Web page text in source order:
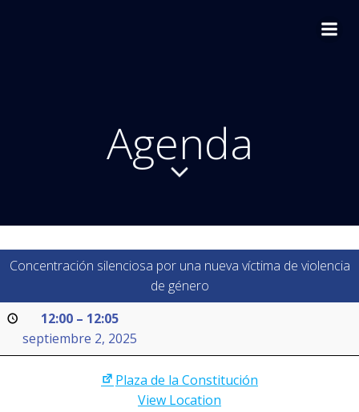
Agenda
Concentración silenciosa por una nueva víctima de violencia
de género
12:00 – 12:05
septiembre 2, 2025
Plaza de la Constitución
View Location